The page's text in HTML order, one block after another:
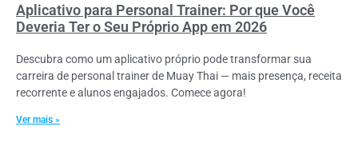
Aplicativo para Personal Trainer: Por que Você
Deveria Ter o Seu Próprio App em 2026
Descubra como um aplicativo próprio pode transformar sua
carreira de personal trainer de Muay Thai — mais presença, receita
recorrente e alunos engajados. Comece agora!
Ver mais »